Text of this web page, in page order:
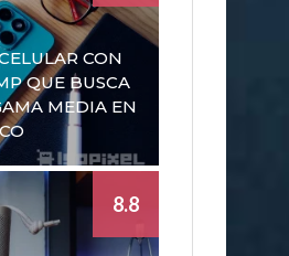
CON
QUE BUSCA
MEDIA EN
8.8